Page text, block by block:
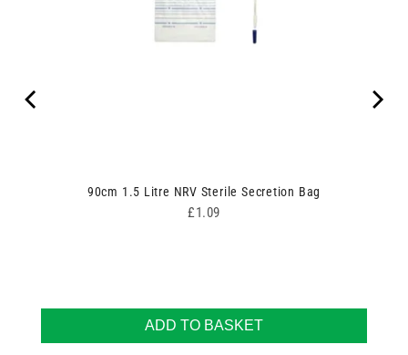
90cm 1.5 Litre NRV Sterile Secretion Bag
Price
£1.09
ADD TO BASKET